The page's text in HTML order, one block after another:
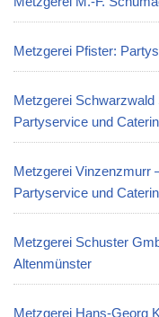
Metzgerei Pfister:
Metzgerei
Partyservice und
Metzgerei Vinzenzmurr
Partyservice und
Metzgerei Schuster
Altenmünster
Metzgerei Hans-Georg